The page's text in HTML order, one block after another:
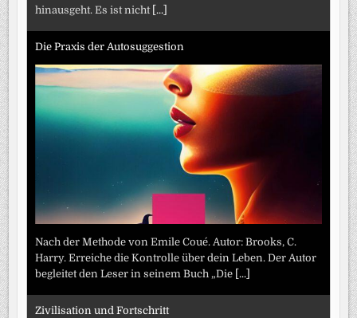
hinausgeht. Es ist nicht [...]
Die Praxis der Autosuggestion
Nach der Methode von Emile Coué. Autor: Brooks, C.
Harry. Erreiche die Kontrolle über dein Leben. Der Autor
begleitet den Leser in seinem Buch „Die [...]
Zivilisation und Fortschritt